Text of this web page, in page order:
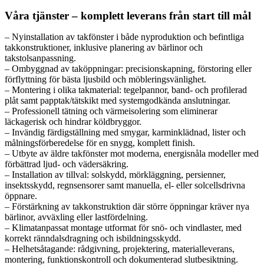
Våra tjänster – komplett leverans från start till mål
– Nyinstallation av takfönster i både nyproduktion och befintliga
takkonstruktioner, inklusive planering av bärlinor och
takstolsanpassning.
– Ombyggnad av taköppningar: precisionskapning, förstoring eller
förflyttning för bästa ljusbild och möbleringsvänlighet.
– Montering i olika takmaterial: tegelpannor, band- och profilerad
plåt samt papptak/tätskikt med systemgodkända anslutningar.
– Professionell tätning och värmeisolering som eliminerar
läckagerisk och hindrar köldbryggor.
– Invändig färdigställning med smygar, karminklädnad, lister och
målningsförberedelse för en snygg, komplett finish.
– Utbyte av äldre takfönster mot moderna, energisnåla modeller med
förbättrad ljud- och vädersäkring.
– Installation av tillval: solskydd, mörkläggning, persienner,
insektsskydd, regnsensorer samt manuella, el- eller solcellsdrivna
öppnare.
– Förstärkning av takkonstruktion där större öppningar kräver nya
bärlinor, avväxling eller lastfördelning.
– Klimatanpassat montage utformat för snö- och vindlaster, med
korrekt ränndalsdragning och isbildningsskydd.
– Helhetsåtagande: rådgivning, projektering, materialleverans,
montering, funktionskontroll och dokumenterad slutbesiktning.